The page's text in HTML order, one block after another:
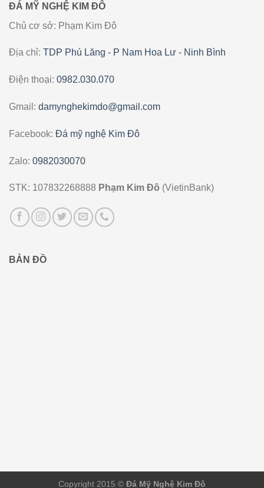
ĐÁ MỸ NGHỆ KIM ĐÔ
Chủ cơ sở: Phạm Kim Đô
Địa chỉ: TDP Phú Lăng - P Nam Hoa Lư - Ninh Bình
Điện thoại: 0982.030.070
Gmail: damynghekimdo@gmail.com
Facebook: Đá mỹ nghệ Kim Đô
Zalo: 0982030070
STK: 107832268888 Phạm Kim Đô (VietinBank)
BẢN ĐỒ
Copyright 2015 © Đá Mỹ Nghệ Kim Đô